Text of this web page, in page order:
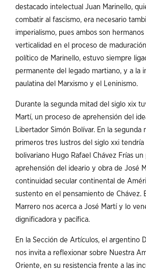
destacado intelectual Juan Marinello,
combatir al fascismo, era necesario
imperialismo, pues ambos son
verticalidad en el proceso de
político de Marinello, estuvo siempre
permanente del legado martiano, y a la
paulatina del Marxismo y el Leninismo.
Durante la segunda mitad del siglo xix
Martí, un proceso de aprehensión del
Libertador Simón Bolívar. En la
primeros tres lustros del siglo xxi
bolivariano Hugo Rafael Chávez Frías
aprehensión del ideario y obra de José
continuidad secular continental de
sustento en el pensamiento de Chávez.
Marrero nos acerca a José Martí y lo
dignificadora y pacífica.
En la Sección de Artículos, el argentino
nos invita a reflexionar sobre Nuestra
Oriente, en su resistencia frente a las